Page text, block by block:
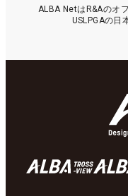
ALBA NetはR&Aのオ
USLPGAの日